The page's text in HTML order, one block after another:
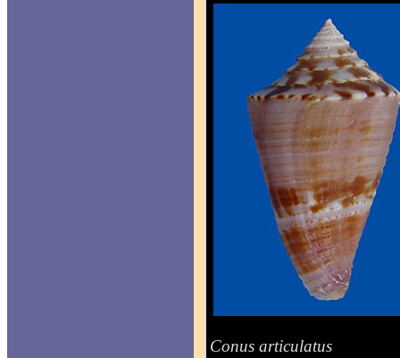
Taille : 20.7 mm
Conus articulatus